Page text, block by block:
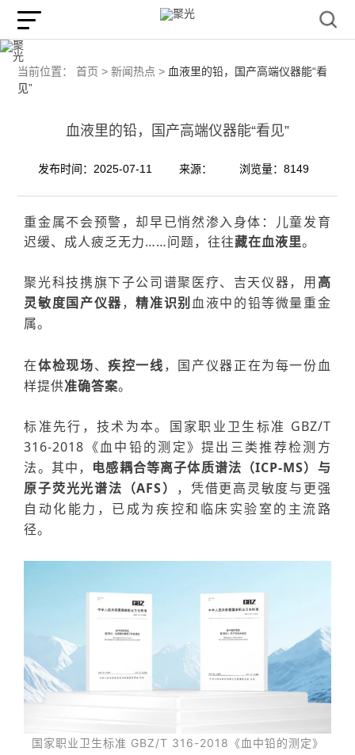
当前位置： 首页 > 新闻热点 > 血液里的铅，国产高端仪器能“看
见”
血液里的铅，国产高端仪器能“看见”
发布时间：2025-07-11 来源： 浏览量：8149
重金属不会预警，却早已悄然渗入身体：
儿童发育
迟缓、成人疲乏无力……问题，往往藏在血液里。
聚光科技携旗下子公司谱聚医疗、吉天仪器，用高
灵敏度国产仪器，精准识别 血液中的铅等微量重金
属。
在体检现场、疾控一线，国产仪器正在为每一份血
样提供准确答案。
标准先行，技术为本。国家职业卫生标准 GBZ/T
316-2018《血中铅的测定》提出三类推荐检测方
法。其中， 电感耦合等离子体质谱法（ICP-MS）与
原子荧光光谱法（AFS） ，凭借更高灵敏度与更强
自动化能力，已成为疾控和临床实验室的主流路
径。
国家职业卫生标准 GBZ/T 316-2018 《血中铅的测定》